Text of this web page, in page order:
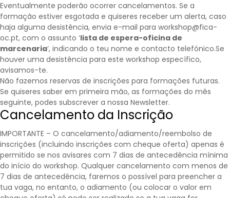
Eventualmente poderão ocorrer cancelamentos. Se a
formação estiver esgotada e quiseres receber um alerta, caso
haja alguma desistência, envia e-mail para workshop@fica-
oc.pt, com o assunto ‘lista de espera-oficina de
marcenaria‘, indicando o teu nome e contacto telefónico.Se
houver uma desistência para este workshop específico,
avisamos-te.
Não fazemos reservas de inscrições para formações futuras.
Se quiseres saber em primeira mão, as formações do mês
seguinte, podes subscrever a nossa Newsletter.
Cancelamento da Inscrição
IMPORTANTE – O cancelamento/adiamento/reembolso de
inscrições (incluindo inscrições com cheque oferta) apenas é
permitido se nos avisares com 7 dias de antecedência mínima
do início do workshop. Qualquer cancelamento com menos de
7 dias de antecedência, faremos o possível para preencher a
tua vaga, no entanto, o adiamento (ou colocar o valor em